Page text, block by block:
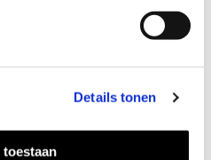
Details tonen
toestaan